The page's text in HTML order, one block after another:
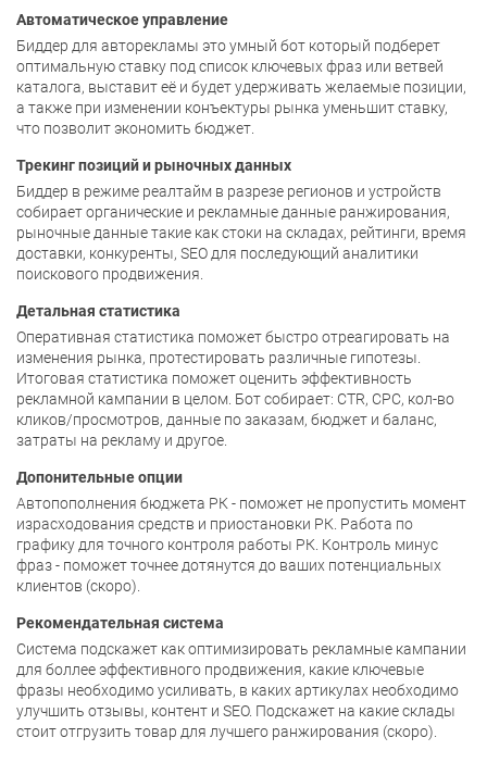
Автоматическое управление
Биддер для авторекламы это умный бот который подберет
оптимальную ставку под список ключевых фраз или ветвей
каталога, выставит её и будет удерживать желаемые позиции,
а также при изменении конъектуры рынка уменьшит ставку,
что позволит экономить бюджет.
Трекинг позиций и рыночных данных
Биддер в режиме реалтайм в разрезе регионов и устройств
собирает органические и рекламные данные ранжирования,
рыночные данные такие как стоки на складах, рейтинги, время
доставки, конкуренты, SEO для последующий аналитики
поискового продвижения.
Детальная статистика
Оперативная статистика поможет быстро отреагировать на
изменения рынка, протестировать различные гипотезы.
Итоговая статистика поможет оценить эффективность
рекламной кампании в целом. Бот собирает: CTR, CPC, кол-во
кликов/просмотров, данные по заказам, бюджет и баланс,
затраты на рекламу и другое.
Допонительные опции
Автопополнения бюджета РК - поможет не пропустить момент
израсходования средств и приостановки РК. Работа по
графику для точного контроля работы РК. Контроль минус
фраз - поможет точнее дотянутся до ваших потенциальных
клиентов (скоро).
Рекомендательная система
Система подскажет как оптимизировать рекламные кампании
для боллее эффективного продвижения, какие ключевые
фразы необходимо усиливать, в каких артикулах необходимо
улучшить отзывы, контент и SEO. Подскажет на какие склады
стоит отгрузить товар для лучшего ранжирования (скоро).